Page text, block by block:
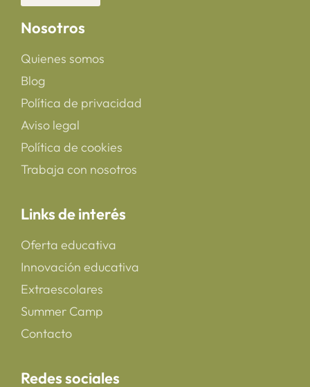
Nosotros
Quienes somos
Blog
Política de privacidad
Aviso legal
Política de cookies
Trabaja con nosotros
Links de interés
Oferta educativa
Innovación educativa
Extraescolares
Summer Camp
Contacto
Redes sociales